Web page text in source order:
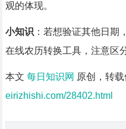
观的体现。
小知识：若想验证其他日期
在线农历转换工具，注意区
本文 每日知识网 原创，转载
eirizhishi.com/28402.html